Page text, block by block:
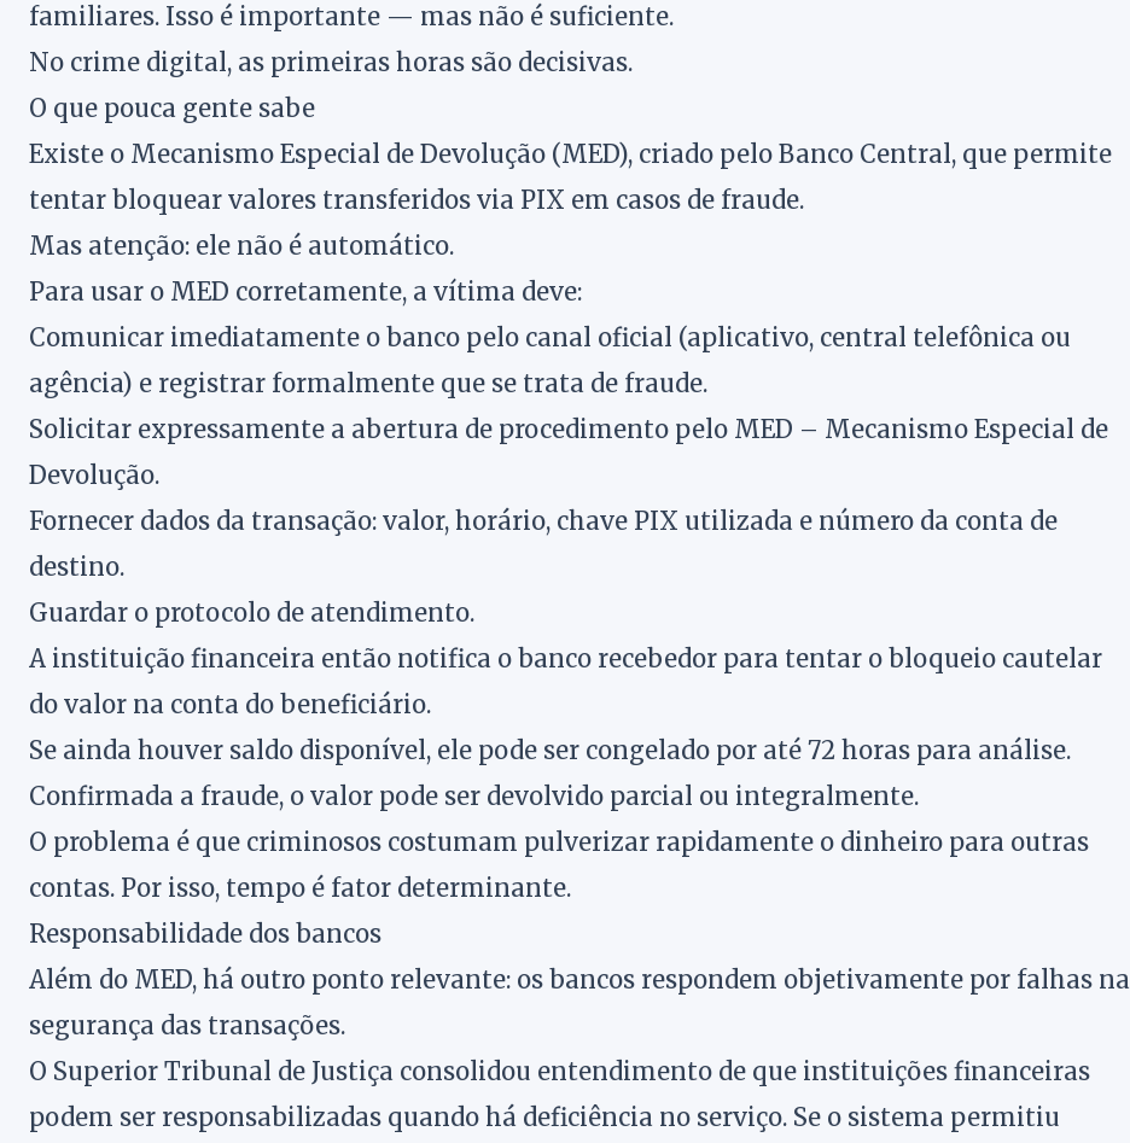
familiares. Isso é importante — mas não é suficiente.
No crime digital, as primeiras horas são decisivas.
O que pouca gente sabe
Existe o Mecanismo Especial de Devolução (MED), criado pelo Banco Central, que permite
tentar bloquear valores transferidos via PIX em casos de fraude.
Mas atenção: ele não é automático.
Para usar o MED corretamente, a vítima deve:
Comunicar imediatamente o banco pelo canal oficial (aplicativo, central telefônica ou
agência) e registrar formalmente que se trata de fraude.
Solicitar expressamente a abertura de procedimento pelo MED – Mecanismo Especial de
Devolução.
Fornecer dados da transação: valor, horário, chave PIX utilizada e número da conta de
destino.
Guardar o protocolo de atendimento.
A instituição financeira então notifica o banco recebedor para tentar o bloqueio cautelar
do valor na conta do beneficiário.
Se ainda houver saldo disponível, ele pode ser congelado por até 72 horas para análise.
Confirmada a fraude, o valor pode ser devolvido parcial ou integralmente.
O problema é que criminosos costumam pulverizar rapidamente o dinheiro para outras
contas. Por isso, tempo é fator determinante.
Responsabilidade dos bancos
Além do MED, há outro ponto relevante: os bancos respondem objetivamente por falhas na
segurança das transações.
O Superior Tribunal de Justiça consolidou entendimento de que instituições financeiras
podem ser responsabilizadas quando há deficiência no serviço. Se o sistema permitiu